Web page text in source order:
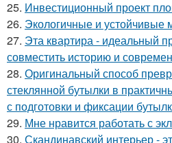
25. Инвестиционный проект
26. Экологичные и устойчивые
27. Эта квартира - идеальный
совместить историю и
28. Оригинальный способ
стеклянной бутылки в
с подготовки и фиксации
29. Мне нравится работать с
30. Скандинавский интерьер -